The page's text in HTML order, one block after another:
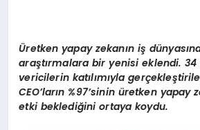
Üretken yapay zekanın iş
araştırmalara bir yenisi eklendi.
vericilerin katılımıyla
CEO’ların %97’sinin üretken yapay
etki beklediğini ortaya koydu.